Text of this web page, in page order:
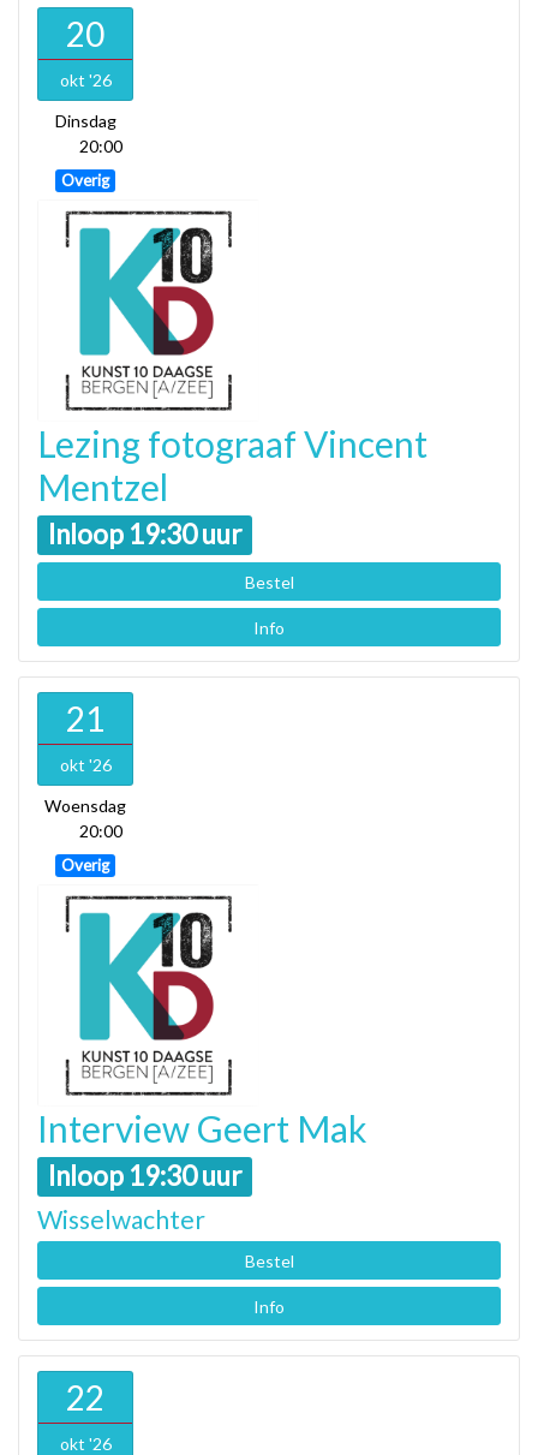
20
okt '26
Dinsdag
20:00
Overig
Lezing fotograaf Vincent
Mentzel
Inloop 19:30 uur
Bestel
Info
21
okt '26
Woensdag
20:00
Overig
Interview Geert Mak
Inloop 19:30 uur
Wisselwachter
Bestel
Info
22
okt '26